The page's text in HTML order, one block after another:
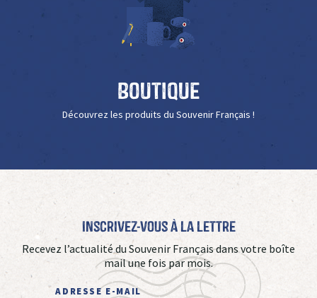
Boutique
Découvrez les produits du Souvenir Français !
Inscrivez-vous à La Lettre
Recevez l’actualité du Souvenir Français dans votre boîte
mail une fois par mois.
ADRESSE E-MAIL